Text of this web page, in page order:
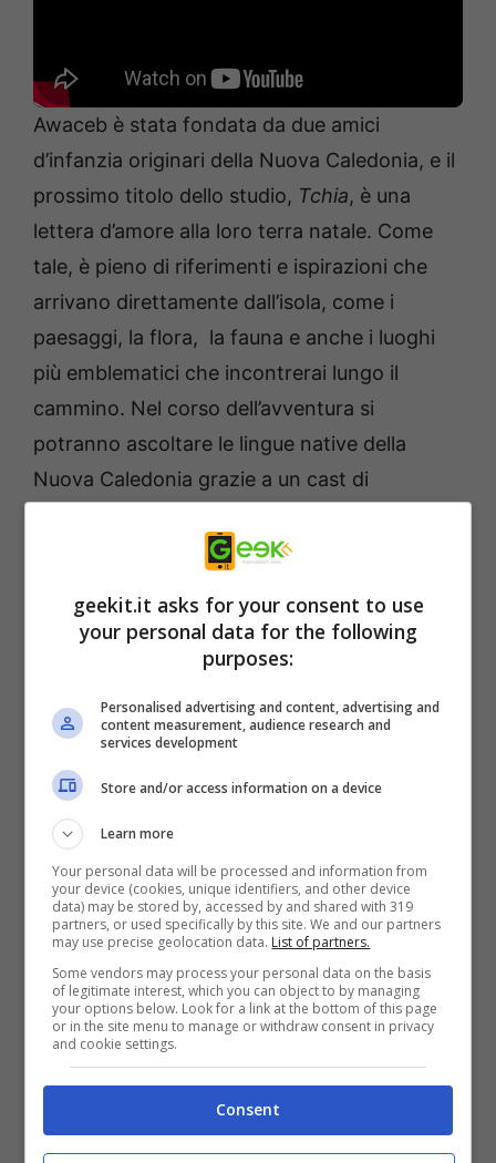
Awaceb è stata fondata da due amici
d’infanzia originari della Nuova Caledonia, e il
prossimo titolo dello studio, Tchia, è una
lettera d’amore alla loro terra natale. Come
tale, è pieno di riferimenti e ispirazioni che
arrivano direttamente dall’isola, come i
paesaggi, la flora, la fauna e anche i luoghi
più emblematici che incontrerai lungo il
cammino. Nel corso dell’avventura si
potranno ascoltare le lingue native della
Nuova Caledonia grazie a un cast di
e francese. E ci sarà anche modo di scoprire
tradizioni del luogo, ricche di musica e arte.
vivere un’avventura coinvolgente e ricca di
emozioni. Potrai esplorare le profondità
dell’oceano o diventare tutt’uno con la natura,
grazie all’esclusiva meccanica che permette di
saltare da un’anima all’altra in modo da
prendere il controllo di oltre 30 animali e
centinaia di oggetti, trasformando l’ambiente
in un affascinante strumento di esplorazione.
Tuttavia, non tutto è tranquillo e rilassante in
Tchia. L’isola che Tchia, l’eroina del gioco,
chiama casa è stata invasa da strane creature
di tessuto chiamate Maano che, per ordine
geekit.it asks for your consent to use
your personal data for the following
purposes:
Personalised advertising and content, advertising and
content measurement, audience research and
services development
Store and/or access information on a device
Learn more
Your personal data will be processed and information from
your device (cookies, unique identifiers, and other device
data) may be stored by, accessed by and shared with 319
partners, or used specifically by this site. We and our partners
may use precise geolocation data. List of partners.
Some vendors may process your personal data on the basis
of legitimate interest, which you can object to by managing
your options below. Look for a link at the bottom of this page
or in the site menu to manage or withdraw consent in privacy
and cookie settings.
Consent